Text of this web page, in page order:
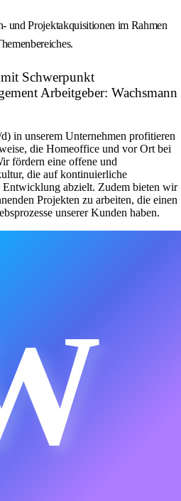
und Projektakquisitionen im Rahmen
Schwerpunkt
Arbeitgeber: Wachsmann
in unserem Unternehmen profitieren
die Homeoffice und vor Ort bei
fördern eine offene und
die auf kontinuierliche
abzielt. Zudem bieten wir
Projekten zu arbeiten, die einen
unserer Kunden haben.